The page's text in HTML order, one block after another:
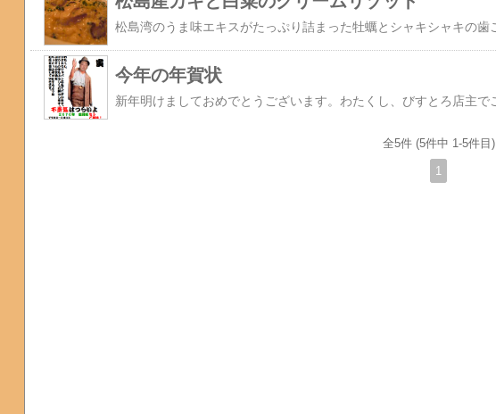
今年の年賀状
全5件 (5件中 1-5件目)
1